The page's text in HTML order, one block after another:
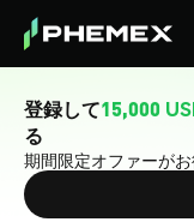
登録して15,000
る
期間限定オファーが